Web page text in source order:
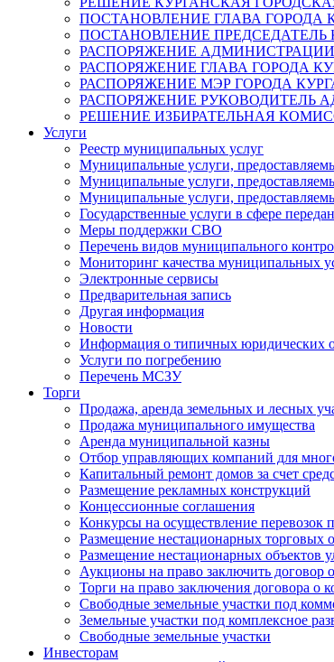
ПОСТАНОВЛЕНИЕ ГЛАВА ГОРОДА
ПОСТАНОВЛЕНИЕ
РАСПОРЯЖЕНИЕ АДМИНИСТРАЦИИ
РАСПОРЯЖЕНИЕ ГЛАВА ГОРОДА
РАСПОРЯЖЕНИЕ МЭР ГОРОДА
РАСПОРЯЖЕНИЕ РУКОВОДИТЕЛЬ
РЕШЕНИЕ ИЗБИРАТЕЛЬНАЯ
Услуги
Реестр муниципальных услуг
Муниципальные услуги,
Муниципальные услуги,
Муниципальные услуги,
Государственные услуги в сфере
Меры поддержки СВО
Перечень видов муниципального
Мониторинг качества муниципальных
Электронные сервисы
Предварительная запись
Другая информация
Новости
Информация о типичных юридических
Услуги по погребению
Перечень МСЗУ
Торги
Продажа, аренда земельных и лесных
Продажа муниципального имущества
Аренда муниципальной казны
Отбор управляющих компаний для
Капитальный ремонт домов за счет
Размещение рекламных конструкций
Концессионные соглашения
Конкурсы на осуществление
Размещение нестационарных торговых
Размещение нестационарных объектов
Аукционы на право заключить договор
Торги на право заключения договора о
Свободные земельные участки под
Земельные участки под комплексное
Свободные земельные участки
Инвесторам